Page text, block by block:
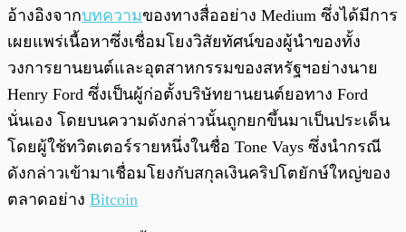
0:00/0:00
อ้างอิงจากบทความของทางสื่ออย่าง Medium ซึ่งได้มีการ
เผยแพร่เนื้อหาซึ่งเชื่อมโยงวิสัยทัศน์ของผู้นำของทั้ง
วงการยานยนต์และอุตสาหกรรมของสหรัฐฯอย่างนาย
Henry Ford ซึ่งเป็นผู้ก่อตั้งบริษัทยานยนต์ยอทาง Ford
นั่นเอง โดยบนความดังกล่าวนั้นถูกยกขึ้นมาเป็นประเด็น
โดยผู้ใช้ทวิตเตอร์รายหนึ่งในชื่อ Tone Vays ซึ่งนำกรณี
ดังกล่าวเข้ามาเชื่อมโยงกับสกุลเงินคริปโตยักษ์ใหญ่ของ
ตลาดอย่าง Bitcoin